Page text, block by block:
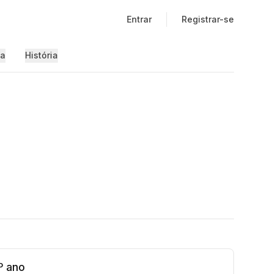
Entrar Registrar-se
História
ano